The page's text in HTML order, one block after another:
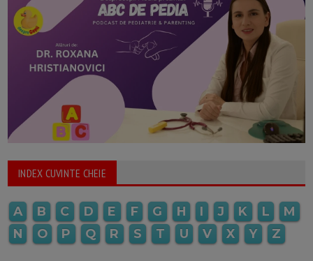
INDEX CUVINTE CHEIE
A B C D E F G H I J K L
M
N
O P Q R S T U V X Y Z